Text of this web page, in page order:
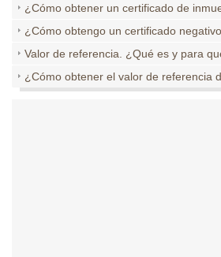
¿Cómo obtener un certificado de
¿Cómo obtengo un certificado
Valor de referencia. ¿Qué es y para
¿Cómo obtener el valor de referencia